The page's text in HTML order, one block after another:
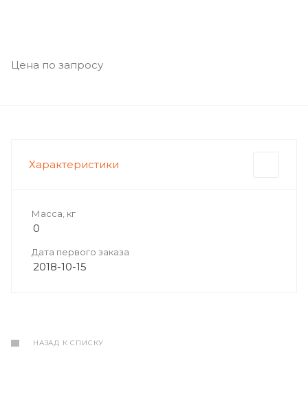
Цена по запросу
Характеристики
Масса, кг
0
Дата первого заказа
2018-10-15
НАЗАД К СПИСКУ